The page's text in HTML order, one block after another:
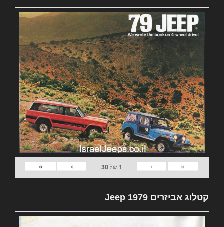
«
‹
1 של30
›
»
קטלוג אביזרים 1979 Jeep